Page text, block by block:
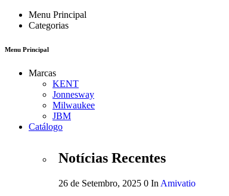
Menu Principal
Categorias
Menu Principal
Marcas
KENT
Jonnesway
Milwaukee
JBM
Catálogo
Notícias Recentes
26 de Setembro, 2025 0 In Amivatio